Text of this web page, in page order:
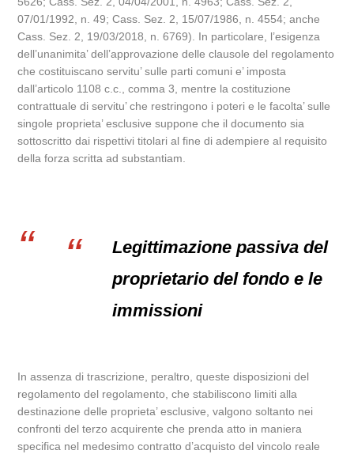
07/01/1992, n. 49; Cass. Sez. 2, 15/07/1986, n. 4554; anche
Cass. Sez. 2, 19/03/2018, n. 6769). In particolare, l’esigenza
dell’unanimita’ dell’approvazione delle clausole del regolamento
che costituiscano servitu’ sulle parti comuni e’ imposta
dall’articolo 1108 c.c., comma 3, mentre la costituzione
contrattuale di servitu’ che restringono i poteri e le facolta’ sulle
singole proprieta’ esclusive suppone che il documento sia
sottoscritto dai rispettivi titolari al fine di adempiere al requisito
della forza scritta ad substantiam.
Legittimazione passiva del
proprietario del fondo e le
immissioni
In assenza di trascrizione, peraltro, queste disposizioni del
regolamento del regolamento, che stabiliscono limiti alla
destinazione delle proprieta’ esclusive, valgono soltanto nei
confronti del terzo acquirente che prenda atto in maniera
specifica nel medesimo contratto d’acquisto del vincolo reale